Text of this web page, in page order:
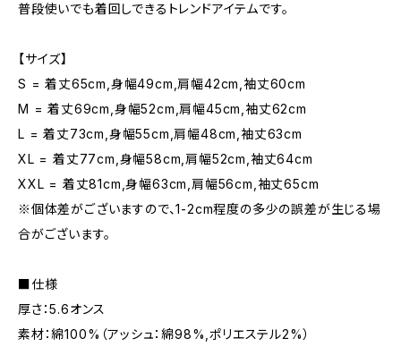
普段使いでも着回しできるトレンドアイテムです。
【サイズ】
S = 着丈65cm,身幅49cm,肩幅42cm,袖丈60cm
M = 着丈69cm,身幅52cm,肩幅45cm,袖丈62cm
L = 着丈73cm,身幅55cm,肩幅48cm,袖丈63cm
XL = 着丈77cm,身幅58cm,肩幅52cm,袖丈64cm
XXL = 着丈81cm,身幅63cm,肩幅56cm,袖丈65cm
※個体差がございますので、1-2cm程度の多少の誤差が生じる場
合がございます。
■仕様
厚さ：5.6オンス
素材：綿100%（アッシュ：綿98%,ポリエステル2%）